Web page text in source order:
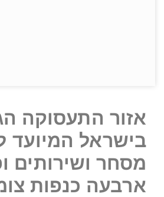
אזור התעסוקה
בישראל המיועד
מסחר ושירותים
ארבעה כנפות